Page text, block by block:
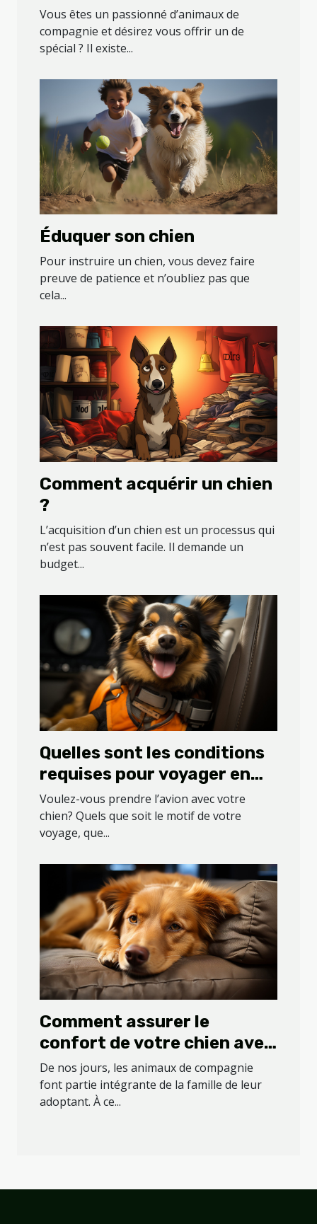
Vous êtes un passionné d’animaux de
compagnie et désirez vous offrir un de
spécial ? Il existe...
Éduquer son chien
Pour instruire un chien, vous devez faire
preuve de patience et n’oubliez pas que
cela...
Comment acquérir un chien
?
L’acquisition d’un chien est un processus qui
n’est pas souvent facile. Il demande un
budget...
Quelles sont les conditions
requises pour voyager en
avion avec son chien ?
Voulez-vous prendre l’avion avec votre
chien? Quels que soit le motif de votre
voyage, que...
Comment assurer le
confort de votre chien avec
un coussin ?
De nos jours, les animaux de compagnie
font partie intégrante de la famille de leur
adoptant. À ce...